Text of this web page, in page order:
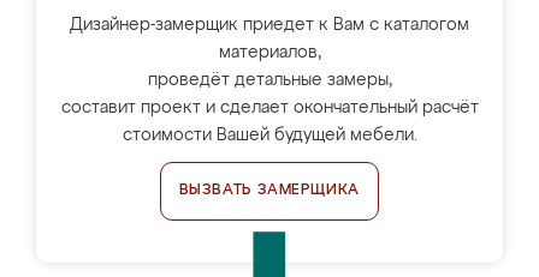
Дизайнер-замерщик приедет к Вам с каталогом
материалов,
проведёт детальные замеры,
составит проект и сделает окончательный расчёт
стоимости Вашей будущей мебели.
ВЫЗВАТЬ ЗАМЕРЩИКА